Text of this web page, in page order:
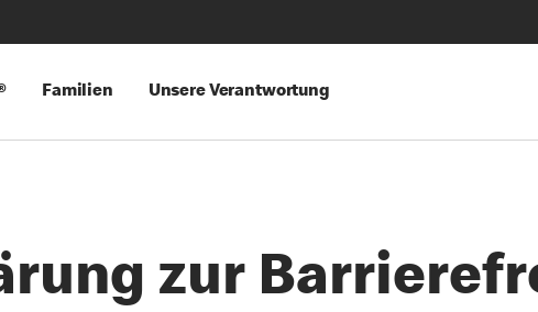
Familien Unsere Verantwortung
zur